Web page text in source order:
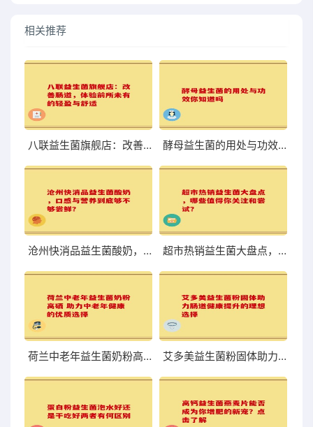
相关推荐
八联益生菌旗舰店：改善肠道，体验前所未有的轻盈与舒适 酵母益生菌的用处与功效你知道吗
沧州快消品益生菌酸奶，口感与营养到底够不够尝鲜？ 超市热销益生菌大盘点，哪些值得你关注和尝试？
荷兰中老年益生菌奶粉高硒 助力中老年健康的优质选择 艾多美益生菌粉固体助力肠道健康提升的理想选择